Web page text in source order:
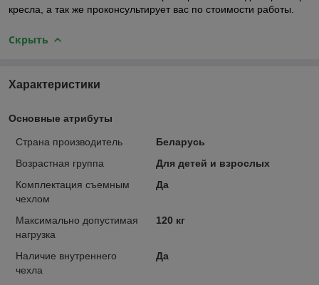
кресла, а так же проконсультирует вас по стоимости работы.
Скрыть
Характеристики
Основные атрибуты
Страна производитель
Беларусь
Возрастная группа
Для детей и взрослых
Комплектация съемным
чехлом
Да
Максимально допустимая
нагрузка
120 кг
Наличие внутреннего
чехла
Да